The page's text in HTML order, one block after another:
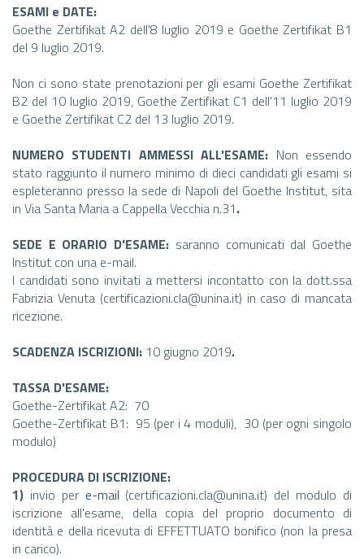
ESAMI e DATE:
Goethe Zertifikat A2 dell'8 luglio 2019 e Goethe Zertifikat B1
del 9 luglio 2019.
Non ci sono state prenotazioni per gli esami Goethe Zertifikat
B2 del 10 luglio 2019, Goethe Zertifikat C1 dell'11 luglio 2019
e Goethe Zertifikat C2 del 13 luglio 2019.
NUMERO STUDENTI AMMESSI ALL'ESAME: Non essendo
stato raggiunto il numero minimo di dieci candidati gli esami si
espleteranno presso la sede di Napoli del Goethe Institut, sita
in Via Santa Maria a Cappella Vecchia n.31.
SEDE E ORARIO D'ESAME: saranno comunicati dal Goethe
Institut con una e-mail.
I candidati sono invitati a mettersi incontatto con la dott.ssa
Fabrizia Venuta (certificazioni.cla@unina.it) in caso di mancata
ricezione.
SCADENZA ISCRIZIONI: 10 giugno 2019.
TASSA D'ESAME:
Goethe-Zertifikat A2:  70
Goethe-Zertifikat B1:  95 (per i 4 moduli),  30 (per ogni singolo
modulo)
PROCEDURA DI ISCRIZIONE:
1) invio per e-mail (certificazioni.cla@unina.it) del modulo di
iscrizione all'esame, della copia del proprio documento di
identità e della ricevuta di EFFETTUATO bonifico (non la presa
in carico).